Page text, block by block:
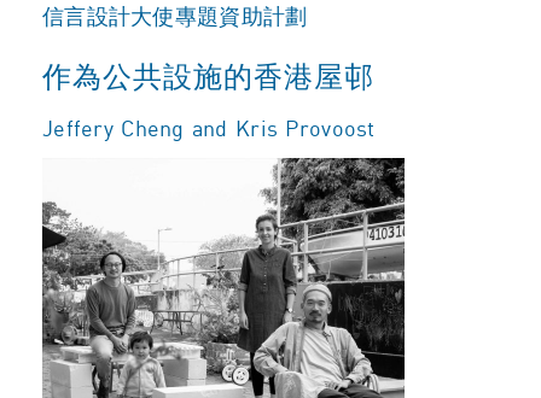
信言設計大使專題資助計劃
作為公共設施的香港屋邨
Jeffery Cheng and Kris Provoost